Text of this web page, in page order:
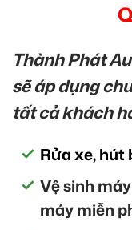
Thành Phát
sẽ áp dụng
tất cả khách
Rửa xe, hút
Vệ sinh
máy miễn